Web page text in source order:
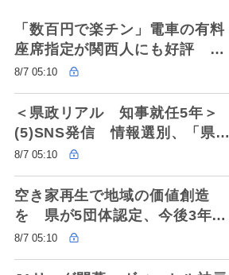
「数百円で楽チン」電車の有料
座席指定が関西人にも好評 阪
急・阪神・近鉄・JRが導入 京
阪に追随
8/7 05:10
＜県政リアル 知事就任5年＞
(5)SNS発信 情報選別、「県民
の誤解招く」
8/7 05:10
空き家再生で地域の価値創造
を 県が5団体認定、今後3年間
の資金支援へ
8/7 05:10